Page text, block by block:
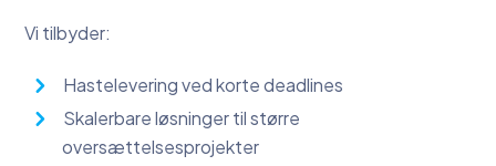
Vi tilbyder:
Hastelevering ved korte deadlines
Skalerbare løsninger til større
oversættelsesprojekter